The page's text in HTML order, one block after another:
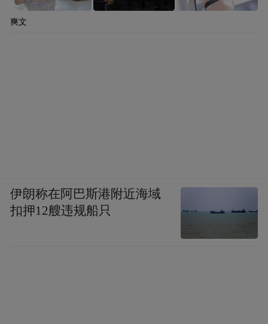
爽文
伊朗称在阿巴斯港附近海域
扣押12艘违规船只